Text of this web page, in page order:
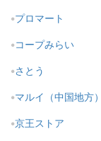
プロマート
コープみらい
さとう
マルイ（中国地方）
京王ストア